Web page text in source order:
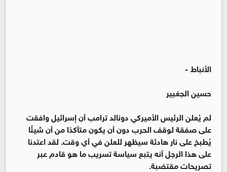
الأنباط -
حسين الجغبير
لم يُعلن الرئيس الأميركي دونالد ترامب أن إسرائيل وافقت
على صفقة لوقف الحرب دون أن يكون متأكدًا من أن شيئًا
يُطبخ على نار هادئة سيظهر للعلن في أي وقت. لقد اعتدنا
على هذا الرجل أنه يتبع سياسة تسريب ما هو قادم عبر
تصريحات مقتضبة.